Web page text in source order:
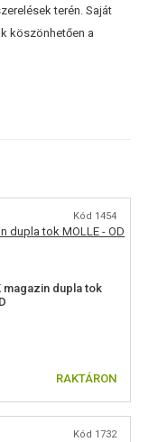
terén. Saját
köszönhetően a
Kód 1454
magazin dupla tok
RAKTÁRON
Kód 1732